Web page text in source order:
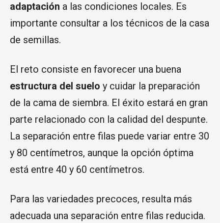
adaptación a las condiciones locales. Es
importante consultar a los técnicos de la casa
de semillas.
El reto consiste en favorecer una buena
estructura del suelo y cuidar la preparación
de la cama de siembra. El éxito estará en gran
parte relacionado con la calidad del despunte.
La separación entre filas puede variar entre 30
y 80 centímetros, aunque la opción óptima
está entre 40 y 60 centímetros.
Para las variedades precoces, resulta más
adecuada una separación entre filas reducida.